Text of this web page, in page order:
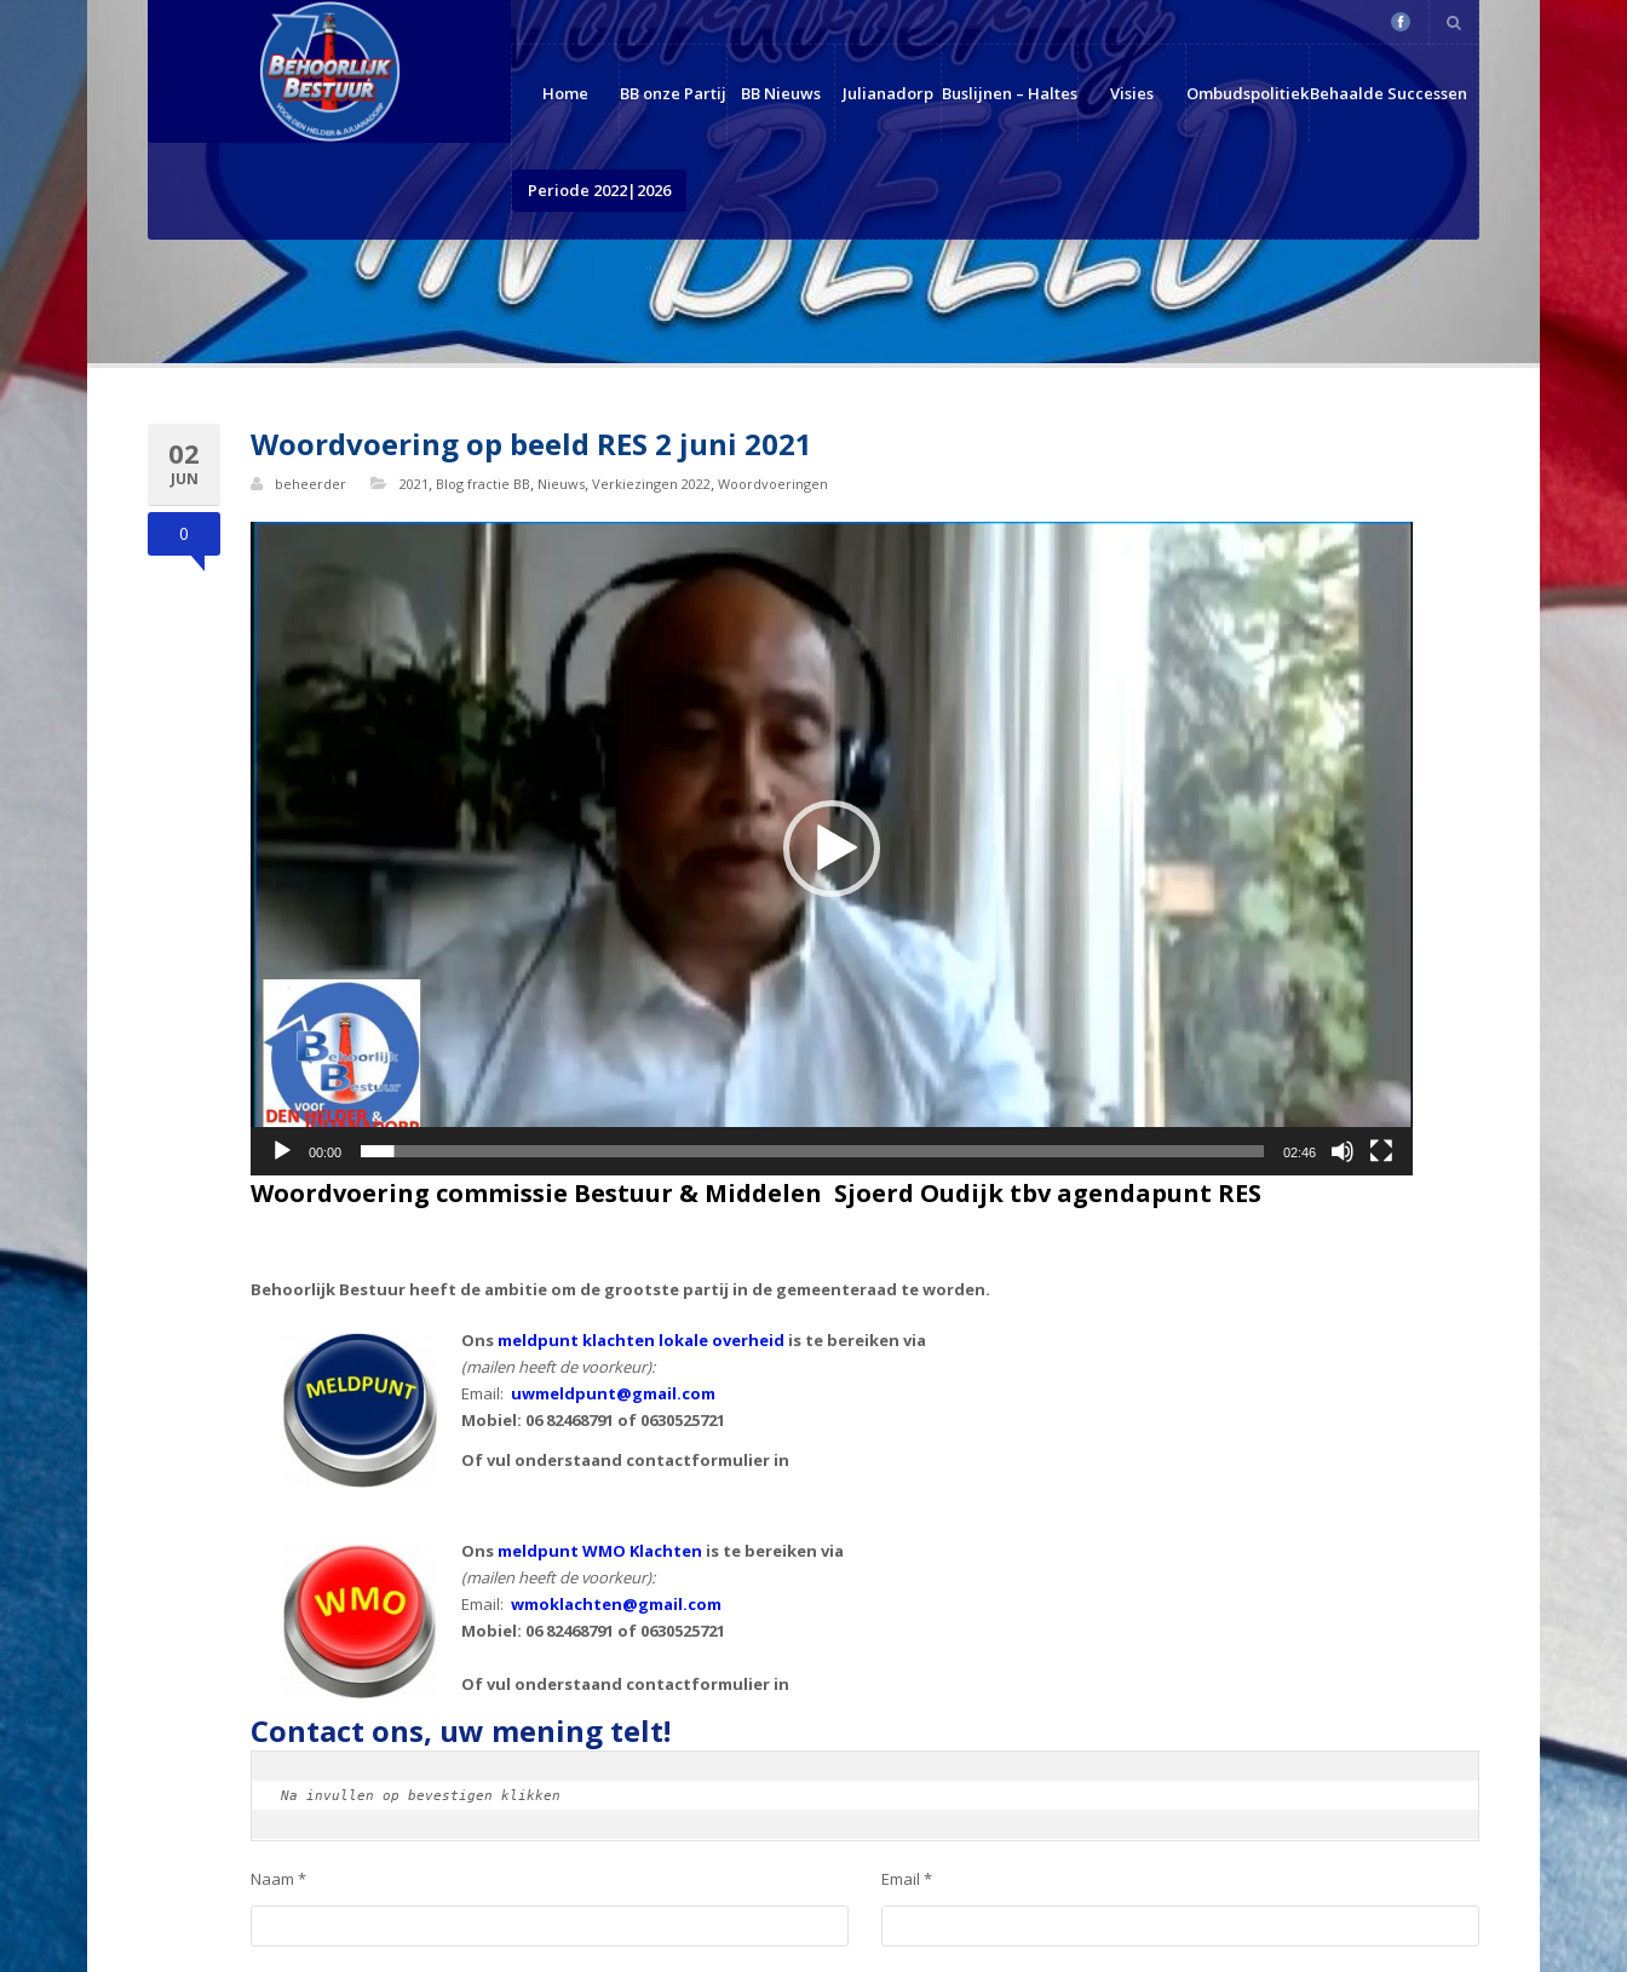
Home BB onze Partij BB Nieuws Julianadorp Buslijnen – Haltes Visies OmbudspolitiekBehaalde Successen
Periode 2022|2026
02
JUN
0
Woordvoering op beeld RES 2 juni 2021
beheerder 2021 , Blog fractie BB, Nieuws, Verkiezingen 2022, Woordvoeringen
00:00 02:46
Woordvoering commissie Bestuur & Middelen Sjoerd Oudijk tbv agendapunt RES
Behoorlijk Bestuur heeft de ambitie om de grootste partij in de gemeenteraad te worden.
Ons meldpunt klachten lokale overheid is te bereiken via
(mailen heeft de voorkeur):
Email: uwmeldpunt@gmail.com
Mobiel: 06 82468791 of 0630525721
Of vul onderstaand contactformulier in
Ons meldpunt WMO Klachten is te bereiken via
(mailen heeft de voorkeur):
Email: wmoklachten@gmail.com
Mobiel: 06 82468791 of 0630525721
Of vul onderstaand contactformulier in
Contact ons, uw mening telt!
Na invullen op bevestigen klikken
Naam * Email *